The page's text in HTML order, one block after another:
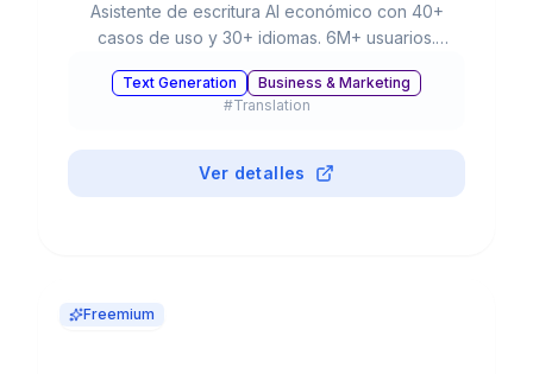
Asistente de escritura AI económico con 40+
casos de uso y 30+ idiomas. 6M+ usuarios.
freelancers, marketers y pequeñas empresas.
Text Generation
Business & Marketing
#Translation
Ver detalles
Freemium